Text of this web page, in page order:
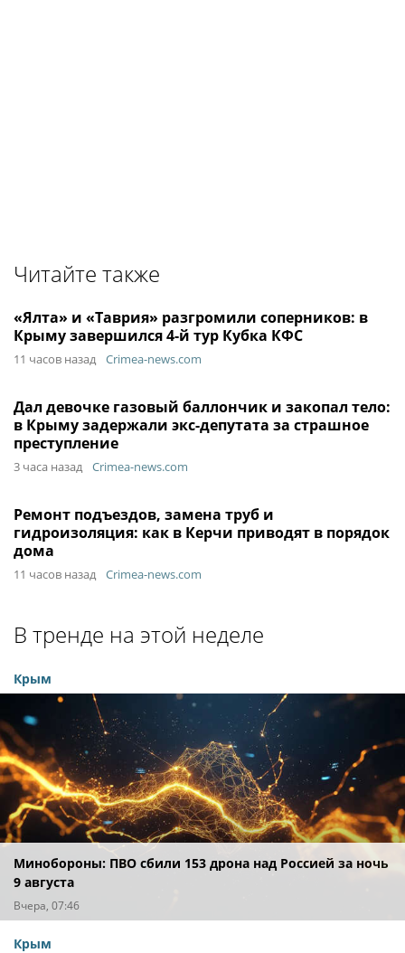
Читайте также
«Ялта» и «Таврия» разгромили соперников: в
Крыму завершился 4-й тур Кубка КФС
11 часов назад Crimea-news.com
Дал девочке газовый баллончик и закопал тело:
в Крыму задержали экс-депутата за страшное
преступление
3 часа назад Crimea-news.com
Ремонт подъездов, замена труб и
гидроизоляция: как в Керчи приводят в порядок
дома
11 часов назад Crimea-news.com
В тренде на этой неделе
Крым
Минобороны: ПВО сбили 153 дрона над Россией за ночь
9 августа
Вчера, 07:46
Крым